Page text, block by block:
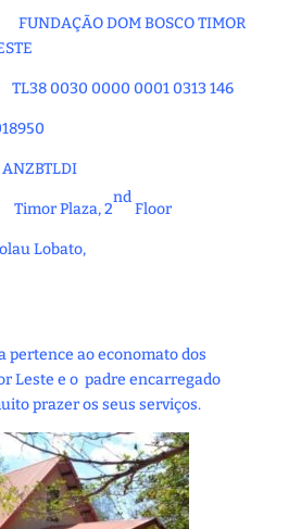
DOM BOSCO TIMOR
0030 0000 0001 0313 146
Plaza, 2
nd
Floor
Nicolau Lobato,
pertence ao economato dos
Leste e o padre encarregado
prazer os seus serviços.